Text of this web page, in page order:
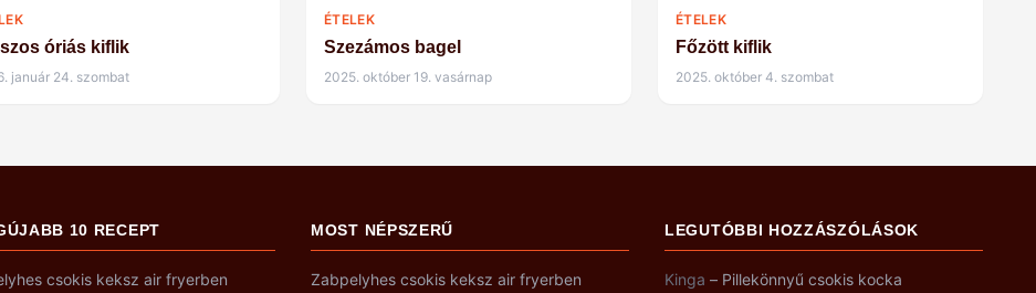
óriás kiflik
január 24. szombat
ÉTELEK
Szezámos bagel
2025. október 19. vasárnap
ÉTELEK
Főzött kiflik
2025. október 4. szombat
10 RECEPT
csokis keksz air fryerben
MOST NÉPSZERŰ
Zabpelyhes csokis keksz air fryerben
LEGUTÓBBI HOZZÁSZÓLÁSOK
Kinga – Pillekönnyű csokis kocka